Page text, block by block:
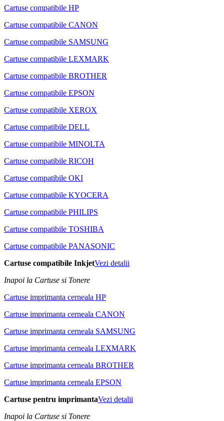
Cartuse compatibile HP
Cartuse compatibile CANON
Cartuse compatibile SAMSUNG
Cartuse compatibile LEXMARK
Cartuse compatibile BROTHER
Cartuse compatibile EPSON
Cartuse compatibile XEROX
Cartuse compatibile DELL
Cartuse compatibile MINOLTA
Cartuse compatibile RICOH
Cartuse compatibile OKI
Cartuse compatibile KYOCERA
Cartuse compatibile PHILIPS
Cartuse compatibile TOSHIBA
Cartuse compatibile PANASONIC
Cartuse compatibile InkjetVezi detalii
Inapoi la Cartuse si Tonere
Cartuse imprimanta cerneala HP
Cartuse imprimanta cerneala CANON
Cartuse imprimanta cerneala SAMSUNG
Cartuse imprimanta cerneala LEXMARK
Cartuse imprimanta cerneala BROTHER
Cartuse imprimanta cerneala EPSON
Cartuse pentru imprimantaVezi detalii
Inapoi la Cartuse si Tonere